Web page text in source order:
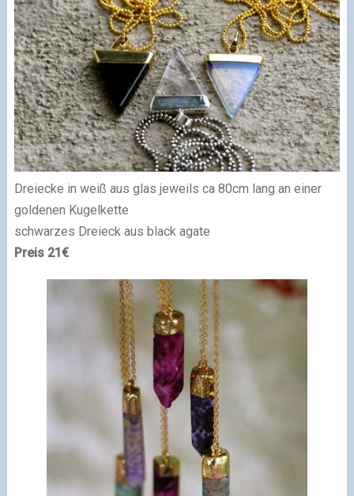
Dreiecke in weiß aus glas jeweils ca 80cm lang an einer
goldenen Kugelkette
schwarzes Dreieck aus black agate
Preis 21€